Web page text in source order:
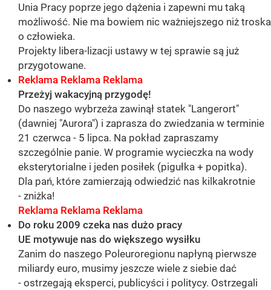
Unia Pracy poprze jego dążenia i zapewni mu taką
możliwość. Nie ma bowiem nic ważniejszego niż troska
o człowieka.
Projekty libera-lizacji ustawy w tej sprawie są już
przygotowane.
Reklama Reklama Reklama
Przeżyj wakacyjną przygodę!
Do naszego wybrzeża zawinął statek "Langerort"
(dawniej "Aurora") i zaprasza do zwiedzania w terminie
21 czerwca - 5 lipca. Na pokład zapraszamy
szczególnie panie. W programie wycieczka na wody
eksterytorialne i jeden posiłek (pigułka + popitka).
Dla pań, które zamierzają odwiedzić nas kilkakrotnie
- zniżka!
Reklama Reklama Reklama
Do roku 2009 czeka nas dużo pracy
UE motywuje nas do większego wysiłku
Zanim do naszego Poleuroregionu napłyną pierwsze
miliardy euro, musimy jeszcze wiele z siebie dać
- ostrzegają eksperci, publicyści i politycy. Ostrzegali